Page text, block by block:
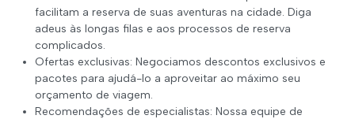
facilitam a reserva de suas aventuras na cidade. Diga
adeus às longas filas e aos processos de reserva
complicados.
Ofertas exclusivas: Negociamos descontos exclusivos e
pacotes para ajudá-lo a aproveitar ao máximo seu
orçamento de viagem.
Recomendações de especialistas: Nossa equipe de